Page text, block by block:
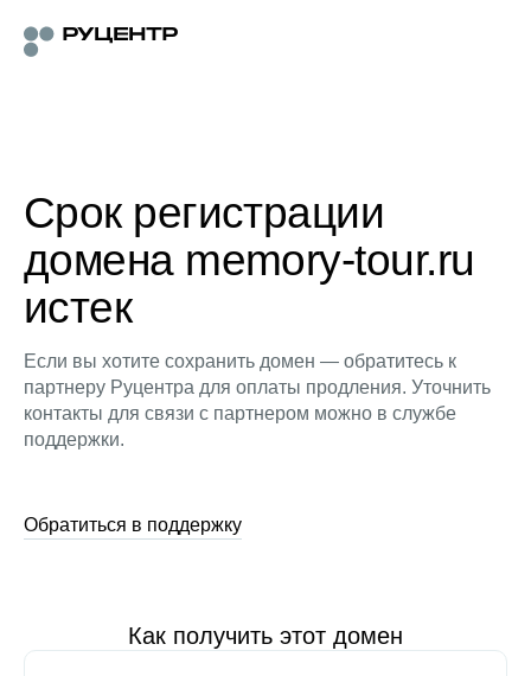
Срок регистрации
домена memory-tour.ru
истек
Если вы хотите сохранить домен — обратитесь к
партнеру Руцентра для оплаты продления. Уточнить
контакты для связи с партнером можно в службе
поддержки.
Обратиться в поддержку
Как получить этот домен